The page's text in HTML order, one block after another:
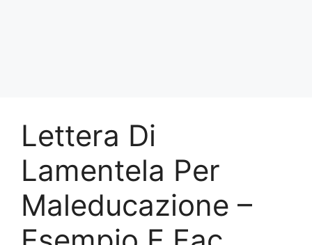
Lettera Di
Lamentela Per
Maleducazione –